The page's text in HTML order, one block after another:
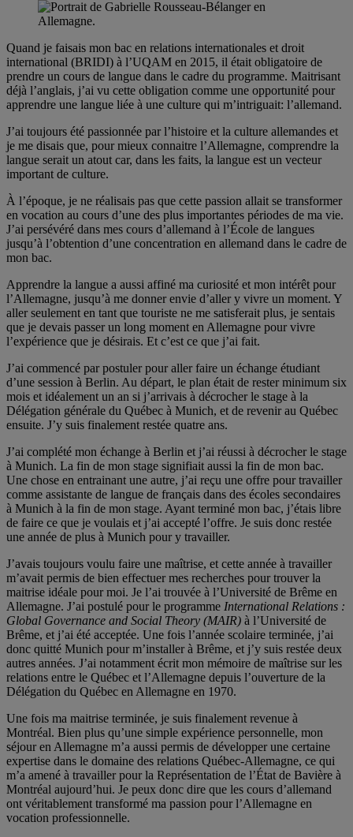
Quand je faisais mon bac en relations internationales et droit
international (BRIDI) à l’UQAM en 2015, il était obligatoire de
prendre un cours de langue dans le cadre du programme. Maitrisant
déjà l’anglais, j’ai vu cette obligation comme une opportunité pour
apprendre une langue liée à une culture qui m’intriguait: l’allemand.
J’ai toujours été passionnée par l’histoire et la culture allemandes et
je me disais que, pour mieux connaitre l’Allemagne, comprendre la
langue serait un atout car, dans les faits, la langue est un vecteur
important de culture.
À l’époque, je ne réalisais pas que cette passion allait se transformer
en vocation au cours d’une des plus importantes périodes de ma vie.
J’ai persévéré dans mes cours d’allemand à l’École de langues
jusqu’à l’obtention d’une concentration en allemand dans le cadre de
mon bac.
Apprendre la langue a aussi affiné ma curiosité et mon intérêt pour
l’Allemagne, jusqu’à me donner envie d’aller y vivre un moment. Y
aller seulement en tant que touriste ne me satisferait plus, je sentais
que je devais passer un long moment en Allemagne pour vivre
l’expérience que je désirais. Et c’est ce que j’ai fait.
J’ai commencé par postuler pour aller faire un échange étudiant
d’une session à Berlin. Au départ, le plan était de rester minimum six
mois et idéalement un an si j’arrivais à décrocher le stage à la
Délégation générale du Québec à Munich, et de revenir au Québec
ensuite. J’y suis finalement restée quatre ans.
J’ai complété mon échange à Berlin et j’ai réussi à décrocher le stage
à Munich. La fin de mon stage signifiait aussi la fin de mon bac.
Une chose en entrainant une autre, j’ai reçu une offre pour travailler
comme assistante de langue de français dans des écoles secondaires
à Munich à la fin de mon stage. Ayant terminé mon bac, j’étais libre
de faire ce que je voulais et j’ai accepté l’offre. Je suis donc restée
une année de plus à Munich pour y travailler.
J’avais toujours voulu faire une maîtrise, et cette année à travailler
m’avait permis de bien effectuer mes recherches pour trouver la
maitrise idéale pour moi. Je l’ai trouvée à l’Université de Brême en
Allemagne. J’ai postulé pour le programme International Relations :
Global Governance and Social Theory (MAIR) à l’Université de
Brême, et j’ai été acceptée. Une fois l’année scolaire terminée, j’ai
donc quitté Munich pour m’installer à Brême, et j’y suis restée deux
autres années. J’ai notamment écrit mon mémoire de maîtrise sur les
relations entre le Québec et l’Allemagne depuis l’ouverture de la
Délégation du Québec en Allemagne en 1970.
Une fois ma maitrise terminée, je suis finalement revenue à
Montréal. Bien plus qu’une simple expérience personnelle, mon
séjour en Allemagne m’a aussi permis de développer une certaine
expertise dans le domaine des relations Québec-Allemagne, ce qui
m’a amené à travailler pour la Représentation de l’État de Bavière à
Montréal aujourd’hui. Je peux donc dire que les cours d’allemand
ont véritablement transformé ma passion pour l’Allemagne en
vocation professionnelle.